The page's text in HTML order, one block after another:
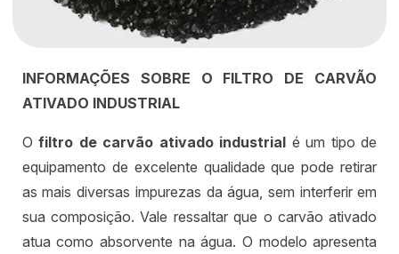
INFORMAÇÕES SOBRE O FILTRO DE CARVÃO
ATIVADO INDUSTRIAL
Ofiltro de carvão ativado industrial é um tipo de
equipamento de excelente qualidade que pode retirar
as mais diversas impurezas da água, sem interferir em
sua composição. Vale ressaltar que o carvão ativado
atua como absorvente na água. O modelo apresenta